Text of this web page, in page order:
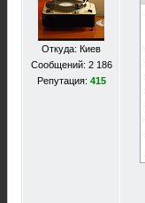
Откуда: Киев
Сообщений: 2 186
Репутация: 415